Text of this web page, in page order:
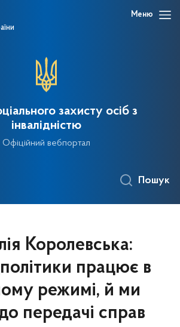
Меню
захисту осіб з
інвалідністю
Офіційний вебпортал
Пошук
Королевська:
працює в
режимі, й ми
до передачі справ